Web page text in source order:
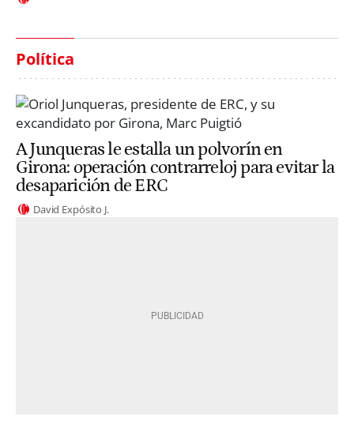
Política
A Junqueras le estalla un polvorín en
Girona: operación contrarreloj para evitar la
desaparición de ERC
David Expósito J.